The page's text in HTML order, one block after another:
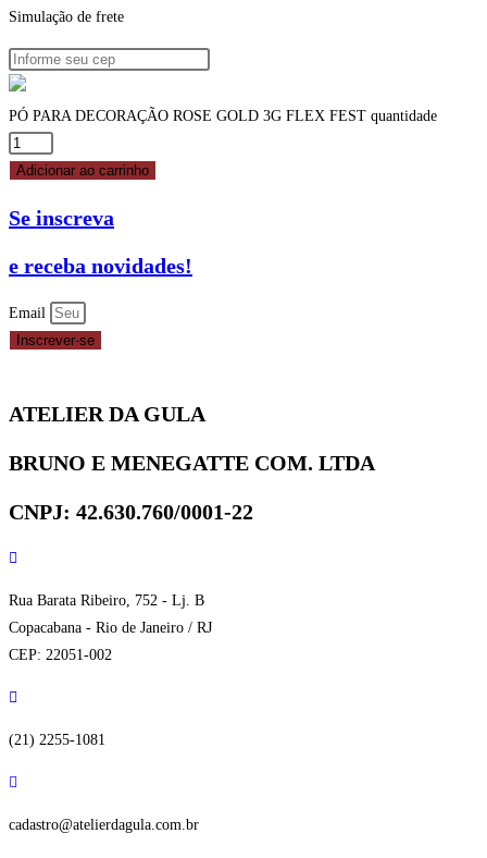
Simulação de frete
PÓ PARA DECORAÇÃO ROSE GOLD 3G FLEX FEST quantidade
Adicionar ao carrinho
Se inscreva
e receba novidades!
Email
Inscrever-se
ATELIER DA GULA
BRUNO E MENEGATTE COM. LTDA
CNPJ: 42.630.760/0001-22
Rua Barata Ribeiro, 752 - Lj. B
Copacabana - Rio de Janeiro / RJ
CEP: 22051-002
(21) 2255-1081
cadastro@atelierdagula.com.br